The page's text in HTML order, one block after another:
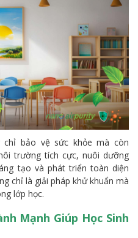
chỉ bảo vệ sức khỏe mà còn
trường tích cực, nuôi dưỡng
tạo và phát triển toàn diện
chỉ là giải pháp khử khuẩn mà
lớp học.
Mạnh Giúp Học Sinh